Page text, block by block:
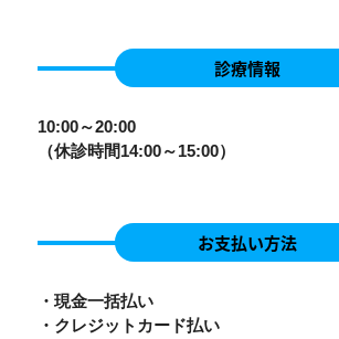
診療情報
10:00～20:00
（休診時間14:00～15:00）
お支払い方法
・現金一括払い
・クレジットカード払い